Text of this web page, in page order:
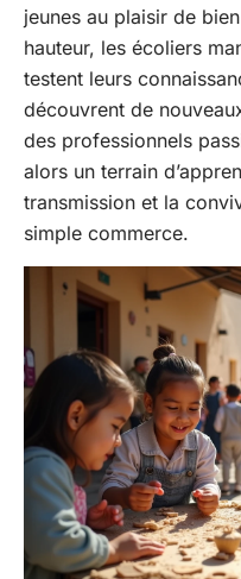
jeunes au plaisir de
hauteur, les écoliers
testent leurs
découvrent de
des professionnels
alors un terrain
transmission et la
simple commerce.